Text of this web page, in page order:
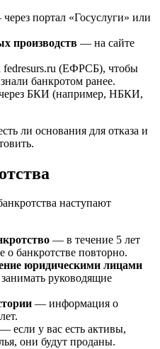
портал «Госуслуги» или
производств — на сайте
(ЕФРСБ), чтобы
банкротом ранее.
БКИ (например, НБКИ,
ли основания для отказа и
наступают
— в течение 5 лет
о банкротстве повторно.
юридическими лицами
руководящие
— информация о
— если у вас есть активы,
они будут проданы.